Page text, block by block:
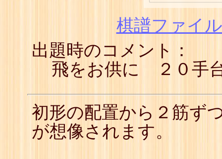
8☖
10
11☗
14☖
15☗
19☗
☖
棋譜ファイ
出題時のコメント：
飛をお供に ２０手
初形の配置から２筋ず
が想像されます。